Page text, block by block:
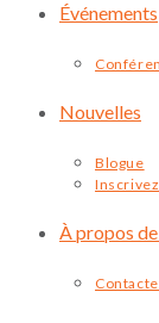
Événements
Nouvelles
Blogue
À propos